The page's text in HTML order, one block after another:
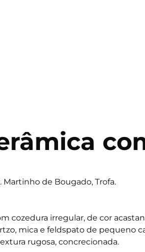
Martinho de Bougado, Trofa.
cozedura irregular, de cor
mica e feldspato de pequeno
rugosa, concrecionada.